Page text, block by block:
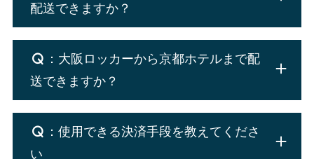
配送できますか？
：大阪ロッカーから京都ホテルまで配
送できますか？
：使用できる決済手段を教えてくださ
い